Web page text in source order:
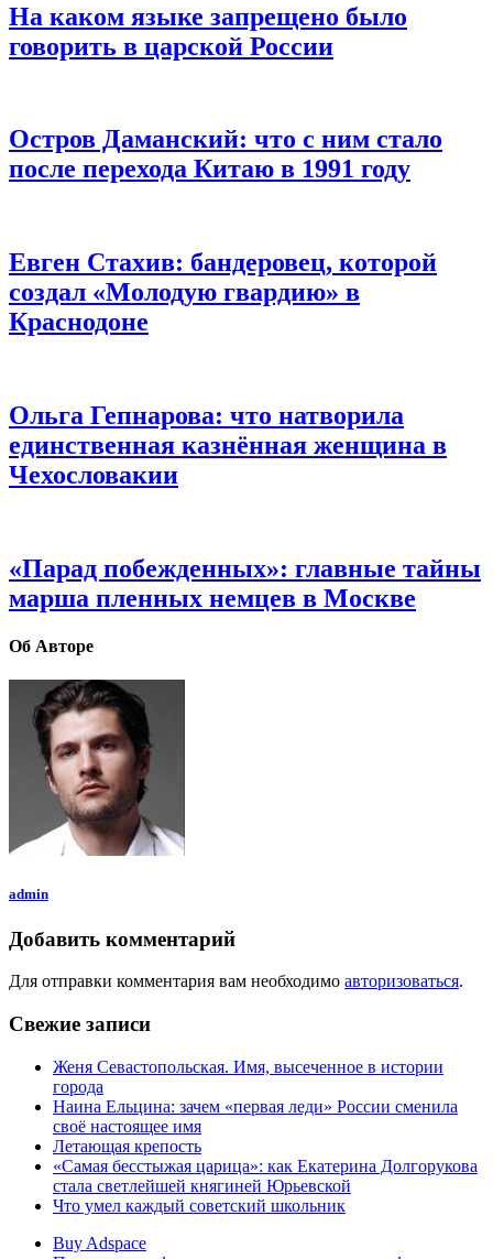
На каком языке запрещено было
говорить в царской России
Остров Даманский: что с ним стало
после перехода Китаю в 1991 году
Евген Стахив: бандеровец, которой
создал «Молодую гвардию» в
Краснодоне
Ольга Гепнарова: что натворила
единственная казнённая женщина в
Чехословакии
«Парад побежденных»: главные тайны
марша пленных немцев в Москве
Об Авторе
admin
Добавить комментарий
Для отправки комментария вам необходимо авторизоваться.
Свежие записи
Женя Севастопольская. Имя, высеченное в истории
города
Наина Ельцина: зачем «первая леди» России сменила
своё настоящее имя
Летающая крепость
«Самая бесстыжая царица»: как Екатерина Долгорукова
стала светлейшей княгиней Юрьевской
Что умел каждый советский школьник
Buy Adspace